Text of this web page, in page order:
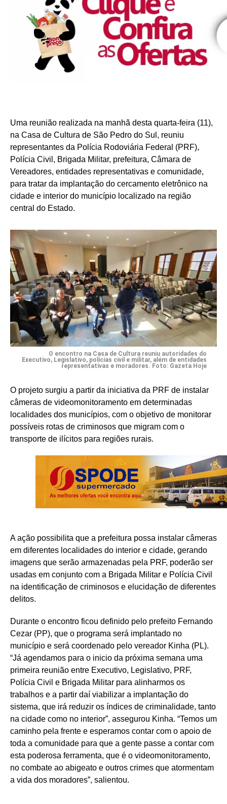
Uma reunião realizada na manhã desta quarta-feira (11),
na Casa de Cultura de São Pedro do Sul, reuniu
representantes da Polícia Rodoviária Federal (PRF),
Polícia Civil, Brigada Militar, prefeitura, Câmara de
Vereadores, entidades representativas e comunidade,
para tratar da implantação do cercamento eletrônico na
cidade e interior do município localizado na região
central do Estado.
O encontro na Casa de Cultura reuniu autoridades do
Executivo, Legislativo, polícias civil e militar, além de entidades
representativas e moradores. Foto: Gazeta Hoje
O projeto surgiu a partir da iniciativa da PRF de instalar
câmeras de videomonitoramento em determinadas
localidades dos municípios, com o objetivo de monitorar
possíveis rotas de criminosos que migram com o
transporte de ilícitos para regiões rurais.
A ação possibilita que a prefeitura possa instalar câmeras
em diferentes localidades do interior e cidade, gerando
imagens que serão armazenadas pela PRF, poderão ser
usadas em conjunto com a Brigada Militar e Polícia Civil
na identificação de criminosos e elucidação de diferentes
delitos.
Durante o encontro ficou definido pelo prefeito Fernando
Cezar (PP), que o programa será implantado no
município e será coordenado pelo vereador Kinha (PL).
“Já agendamos para o inicio da próxima semana uma
primeira reunião entre Executivo, Legislativo, PRF,
Polícia Civil e Brigada Militar para alinharmos os
trabalhos e a partir daí viabilizar a implantação do
sistema, que irá reduzir os índices de criminalidade, tanto
na cidade como no interior”, assegurou Kinha. “Temos um
caminho pela frente e esperamos contar com o apoio de
toda a comunidade para que a gente passe a contar com
esta poderosa ferramenta, que é o videomonitoramento,
no combate ao abigeato e outros crimes que atormentam
a vida dos moradores”, salientou.